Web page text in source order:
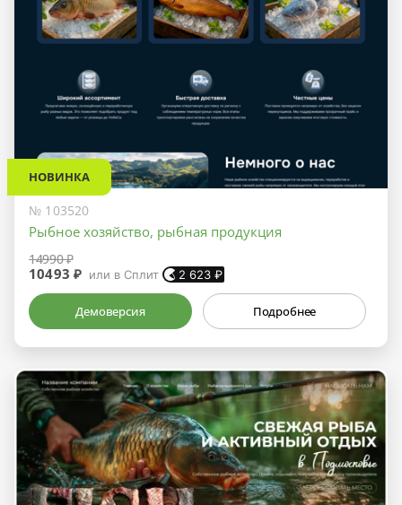
НОВИНКА
№ 103520
Рыбное хозяйство, рыбная продукция
14990 ₽
10493 ₽ или в Сплит 2 623 ₽
Демоверсия Подробнее